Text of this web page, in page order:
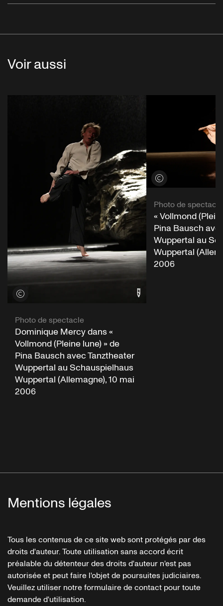
Voir aussi
Voir les crédits
Photo de spectacle
Dominique Mercy dans «
Vollmond (Pleine lune) » de
Pina Bausch avec Tanztheater
Wuppertal au Schauspielhaus
Wuppertal (Allemagne), 10 mai
2006
Voir les crédits
Photo de spectacle
« Vollmond
Pina Bausch
Wuppertal au
Wuppertal
2006
Mentions légales
Tous les contenus de ce site web sont protégés par des
droits d'auteur. Toute utilisation sans accord écrit
préalable du détenteur des droits d'auteur n'est pas
autorisée et peut faire l'objet de poursuites judiciaires.
Veuillez utiliser notre formulaire de contact pour toute
demande d'utilisation.